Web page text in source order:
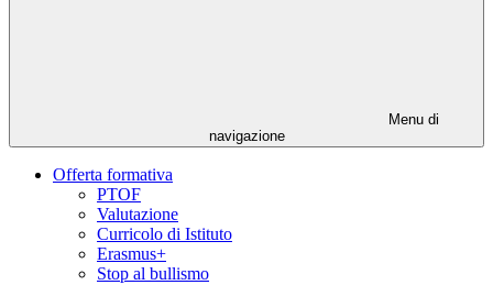
Menu di
navigazione
Offerta formativa
PTOF
Valutazione
Curricolo di Istituto
Erasmus+
Stop al bullismo